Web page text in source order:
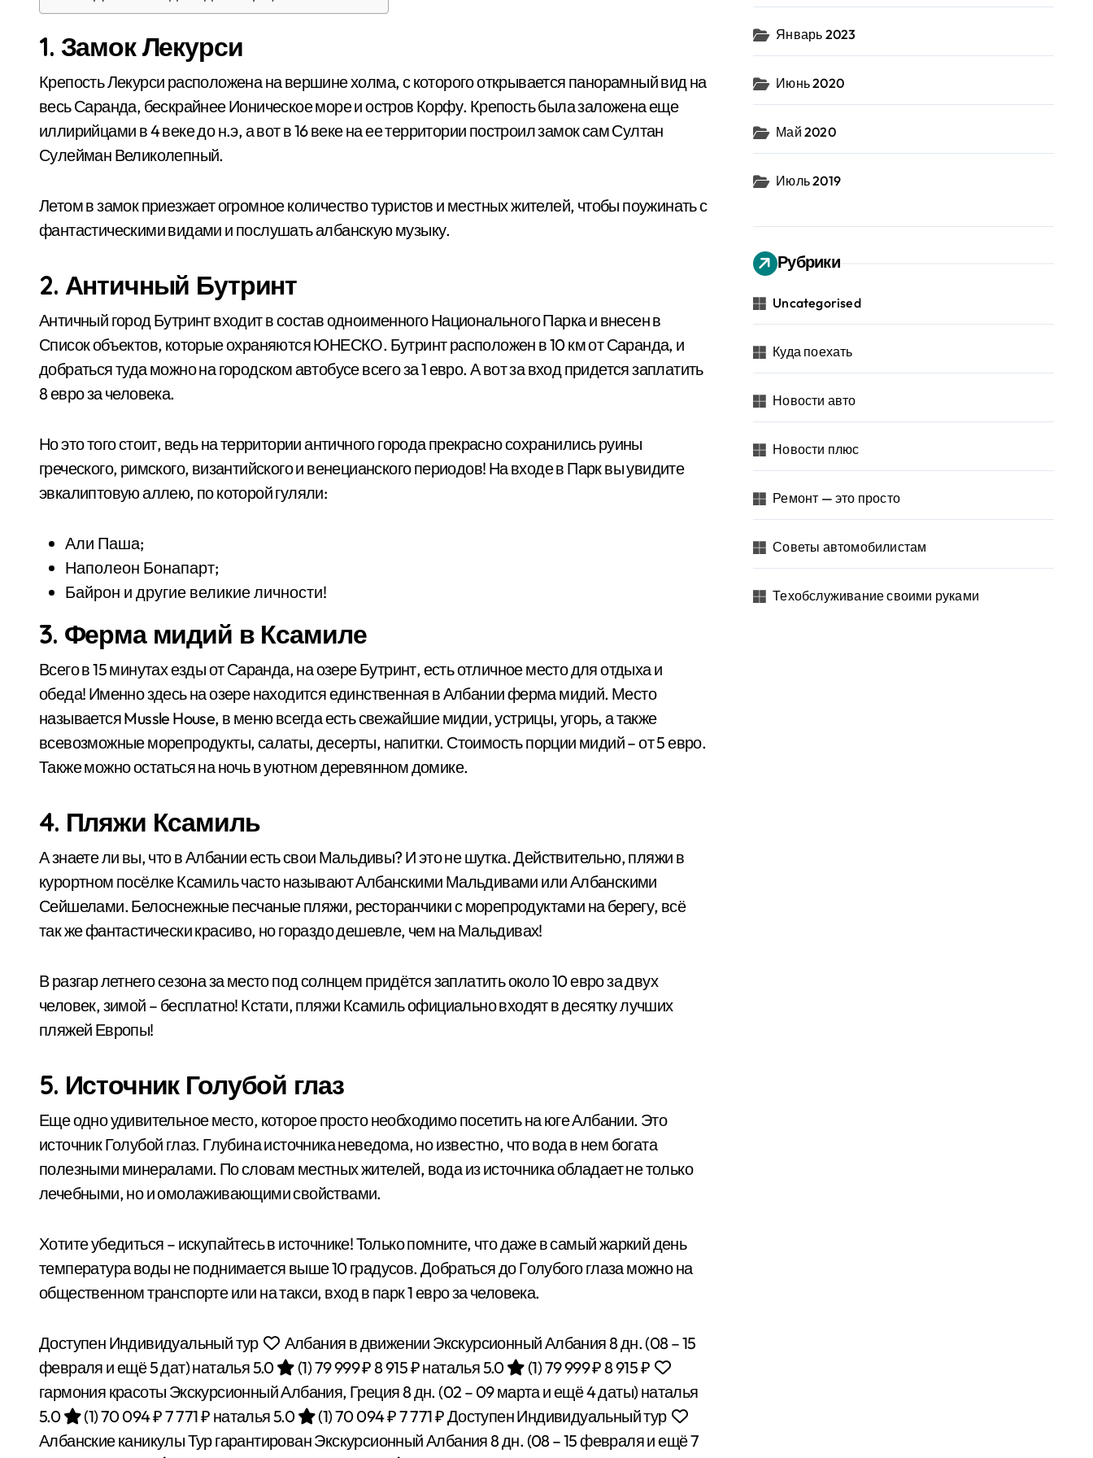
1. Замок Лекурси
Крепость Лекурси расположена на вершине холма, с которого открывается панорамный вид на
весь Саранда, бескрайнее Ионическое море и остров Корфу. Крепость была заложена еще
иллирийцами в 4 веке до н.э, а вот в 16 веке на ее территории построил замок сам Султан
Сулейман Великолепный.
Летом в замок приезжает огромное количество туристов и местных жителей, чтобы поужинать с
фантастическими видами и послушать албанскую музыку.
2. Античный Бутринт
Античный город Бутринт входит в состав одноименного Национального Парка и внесен в
Список объектов, которые охраняются ЮНЕСКО. Бутринт расположен в 10 км от Саранда, и
добраться туда можно на городском автобусе всего за 1 евро. А вот за вход придется заплатить
8 евро за человека.
Но это того стоит, ведь на территории античного города прекрасно сохранились руины
греческого, римского, византийского и венецианского периодов! На входе в Парк вы увидите
эвкалиптовую аллею, по которой гуляли:
Али Паша;
Наполеон Бонапарт;
Байрон и другие великие личности!
3. Ферма мидий в Ксамиле
Всего в 15 минутах езды от Саранда, на озере Бутринт, есть отличное место для отдыха и
обеда! Именно здесь на озере находится единственная в Албании ферма мидий. Место
называется Mussle House, в меню всегда есть свежайшие мидии, устрицы, угорь, а также
всевозможные морепродукты, салаты, десерты, напитки. Стоимость порции мидий – от 5 евро.
Также можно остаться на ночь в уютном деревянном домике.
4. Пляжи Ксамиль
А знаете ли вы, что в Албании есть свои Мальдивы? И это не шутка. Действительно, пляжи в
курортном посёлке Ксамиль часто называют Албанскими Мальдивами или Албанскими
Сейшелами. Белоснежные песчаные пляжи, ресторанчики с морепродуктами на берегу, всё
так же фантастически красиво, но гораздо дешевле, чем на Мальдивах!
В разгар летнего сезона за место под солнцем придётся заплатить около 10 евро за двух
человек, зимой – бесплатно! Кстати, пляжи Ксамиль официально входят в десятку лучших
пляжей Европы!
5. Источник Голубой глаз
Еще одно удивительное место, которое просто необходимо посетить на юге Албании. Это
источник Голубой глаз. Глубина источника неведома, но известно, что вода в нем богата
полезными минералами. По словам местных жителей, вода из источника обладает не только
лечебными, но и омолаживающими свойствами.
Хотите убедиться – искупайтесь в источнике! Только помните, что даже в самый жаркий день
температура воды не поднимается выше 10 градусов. Добраться до Голубого глаза можно на
общественном транспорте или на такси, вход в парк 1 евро за человека.
Доступен Индивидуальный тур Албания в движении Экскурсионный Албания8 дн.(08 – 15
февраля и ещё 5 дат)наталья 5.0 (1)79 999 ₽8 915 ₽наталья 5.0 (1)79 999 ₽8 915 ₽
гармония красоты Экскурсионный Албания, Греция8 дн. (02 – 09 марта и ещё 4 даты)наталья
5.0
(1)70 094 ₽7 771 ₽ наталья 5.0 (1)70 094 ₽7 771 ₽Доступен Индивидуальный тур
Албанские каникулы Тур гарантирован Экскурсионный Албания8 дн. (08 – 15 февраля и ещё 7
Январь 2023
Июнь 2020
Май 2020
Июль 2019
Рубрики
Uncategorised
Куда поехать
Новости авто
Новости плюс
Ремонт — это просто
Советы автомобилистам
Техобслуживание своими руками